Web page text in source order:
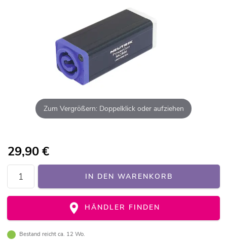
Zum Vergrößern: Doppelklick oder aufziehen
29,90€
IN DEN WARENKORB
HÄNDLER FINDEN
Bestand reicht ca. 12 Wo.